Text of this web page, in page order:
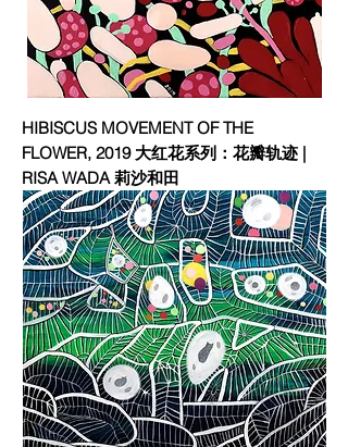
HIBISCUS MOVEMENT OF THE
FLOWER, 2019 大红花系列：花瓣轨迹 |
RISA WADA 莉沙和田